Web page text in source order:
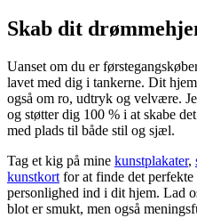
Skab dit
Uanset om du er
lavet med dig i tankerne. Dit
også om ro, udtryk og velvære.
og støtter dig 100 % i at skabe
med plads til både stil og sjæl.
Tag et kig på mine kunstplakater,
kunstkort for at finde det
personlighed ind i dit hjem. Lad
blot er smukt, men også